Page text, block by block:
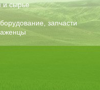
и сырье
запчасти